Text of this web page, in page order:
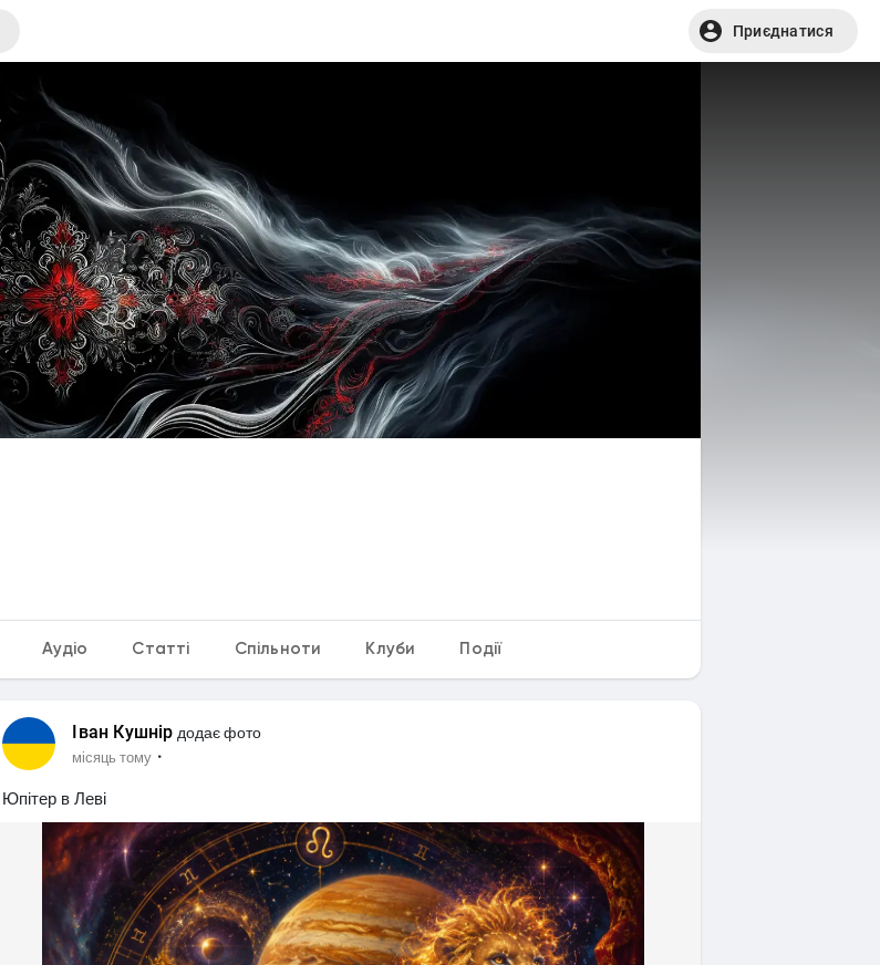
Приєднатися
Аудіо Статті Спільноти Клуби Події
Іван Кушнір додає фото
місяць тому ·
Юпітер в Леві